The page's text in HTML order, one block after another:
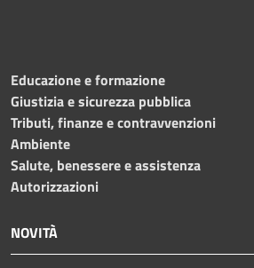
Educazione e formazione
Giustizia e sicurezza pubblica
Tributi, finanze e contravvenzioni
Ambiente
Salute, benessere e assistenza
Autorizzazioni
NOVITÀ